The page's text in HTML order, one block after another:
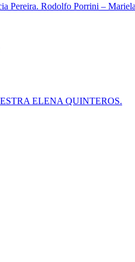
Pereira. Rodolfo Porrini –
ELENA QUINTEROS.